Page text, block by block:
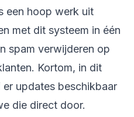
een hoop werk uit
met dit systeem in één
spam verwijderen op
Kortom, in dit
updates beschikbaar
die direct door.